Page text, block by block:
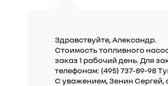
Здравствуйте, Александр.
Стоимость топливного
заказ 1 рабочий день. Для
телефонам: (495) 737-89-98
С уважением, Зенин Сергей,